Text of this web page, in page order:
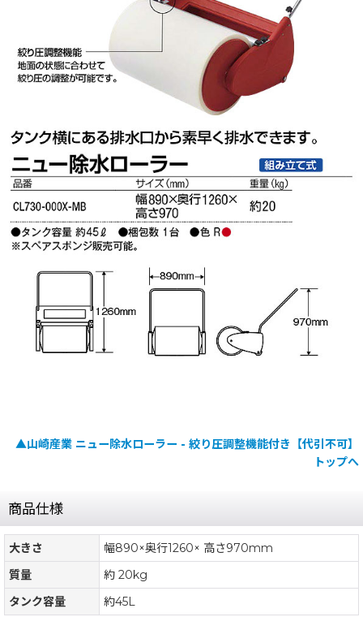
▲山崎産業 ニュー除水ローラー - 絞り圧調整機能付き【代引不可】
トップへ
商品仕様
大きさ
幅890×奥行1260× 高さ970mm
質量
約 20kg
タンク容量
約45L